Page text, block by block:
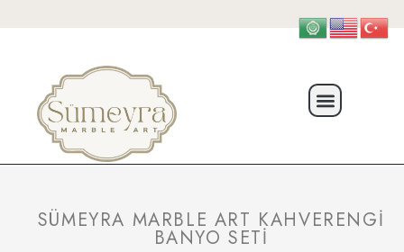
SÜMEYRA MARBLE ART KAHVERENGI
BANYO SETI